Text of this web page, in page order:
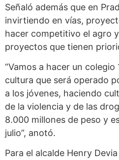
Señaló además que en
invirtiendo en vías,
hacer competitivo el agro
proyectos que tienen
“Vamos a hacer un colegio
cultura que será operado
a los jóvenes, haciendo
de la violencia y de las
8.000 millones de peso y
julio”, anotó.
Para el alcalde Henry